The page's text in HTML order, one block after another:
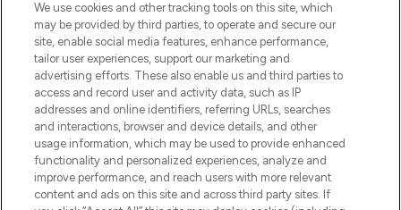
Bądź pierwszą osobą, która dowie się o
najnowszych produktach, od niszowych i
uznanych marek, sezonowych trendach i
otrzyma ekskluzywne artykuły redakcyjne
z Sunday Supplement.
Zgoda na pliki cookie
Do Not Sell or Share My Personal
We use cookies and other tracking tools on this site, which
may be provided by third parties, to operate and secure our
site, enable social media features, enhance performance,
tailor user experiences, support our marketing and
advertising efforts. These also enable us and third parties to
access and record user and activity data, such as IP
addresses and online identifiers, referring URLs, searches
and interactions, browser and device details, and other
usage information, which may be used to provide enhanced
functionality and personalized experiences, analyze and
improve performance, and reach users with more relevant
content and ads on this site and across third party sites. If